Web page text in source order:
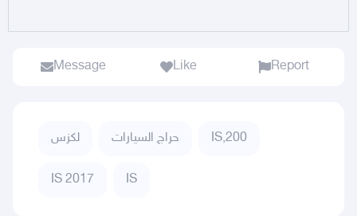
Message Like Report
لكزس حراج السيارات IS,200
IS 2017 IS